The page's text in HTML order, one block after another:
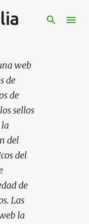
web
de
de
sellos
del
del
de
Las
la